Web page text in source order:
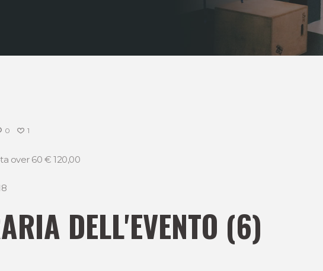
0 1
over 60 € 120,00
DELL'EVENTO (6)